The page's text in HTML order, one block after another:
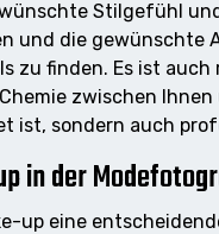
Stilgefühl
und die
zu finden. Es ist
zwischen
ist, sondern auch
in der
up eine